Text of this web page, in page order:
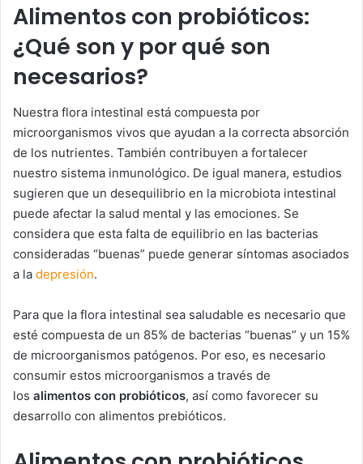
Alimentos con probióticos:
¿Qué son y por qué son
necesarios?
Nuestra flora intestinal está compuesta por
microorganismos vivos que ayudan a la correcta absorción
de los nutrientes. También contribuyen a fortalecer
nuestro sistema inmunológico. De igual manera, estudios
sugieren que un desequilibrio en la microbiota intestinal
puede afectar la salud mental y las emociones. Se
considera que esta falta de equilibrio en las bacterias
consideradas “buenas” puede generar síntomas asociados
a la depresión.
Para que la flora intestinal sea saludable es necesario que
esté compuesta de un 85% de bacterias “buenas” y un 15%
de microorganismos patógenos. Por eso, es necesario
consumir estos microorganismos a través de
los alimentos con probióticos, así como favorecer su
desarrollo con alimentos prebióticos.